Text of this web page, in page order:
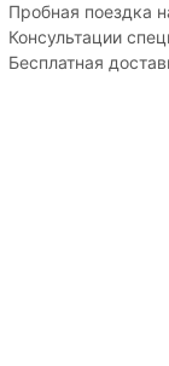
Пробная поездка
Консультации
Бесплатная